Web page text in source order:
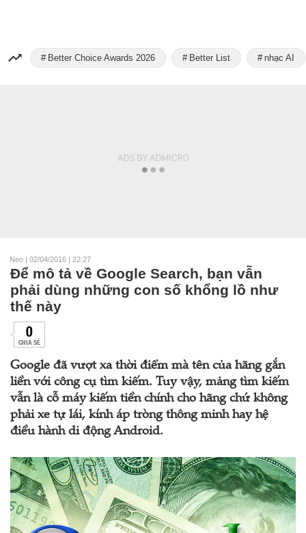
Better Choice Awards 2026 Better List nhạc AI
Neo | 02/04/2016 | 22:27
Để mô tả về Google Search, bạn vẫn
phải dùng những con số khổng lồ như
thế này
0
CHIA SẺ
Google đã vượt xa thời điểm mà tên của hãng gắn
liền với công cụ tìm kiếm. Tuy vậy, mảng tìm kiếm
vẫn là cỗ máy kiếm tiền chính cho hãng chứ không
phải xe tự lái, kính áp tròng thông minh hay hệ
điều hành di động Android.